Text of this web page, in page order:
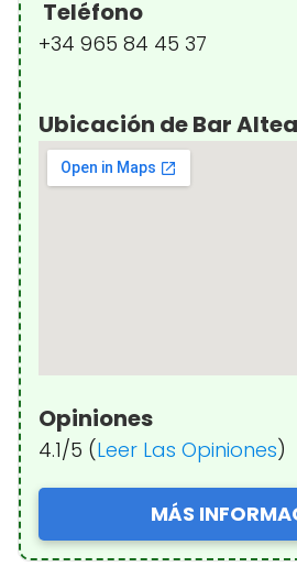
Teléfono
+34 965 84 45 37
Ubicación de Bar
Opiniones
4.1/5 (Leer Las Opiniones)
MÁS